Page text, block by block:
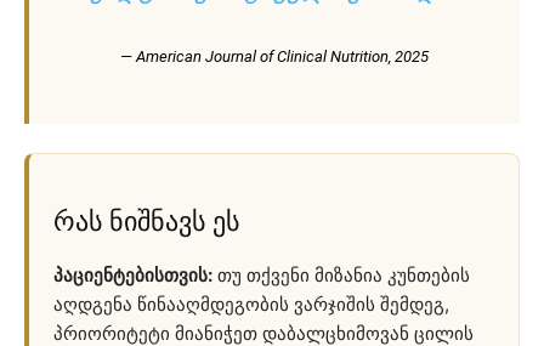
— American Journal of Clinical Nutrition, 2025
რას ნიშნავს ეს
პაციენტებისთვის: თუ თქვენი მიზანია კუნთების
აღდგენა წინააღმდეგობის ვარჯიშის შემდეგ,
პრიორიტეტი მიანიჭეთ დაბალცხიმოვან ცილის